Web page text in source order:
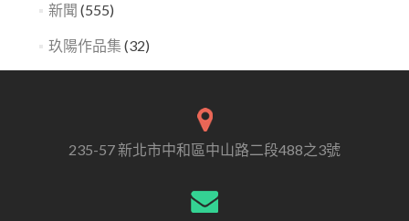
新聞 (555)
玖陽作品集 (32)
235-57 新北市中和區中山路二段488之3號